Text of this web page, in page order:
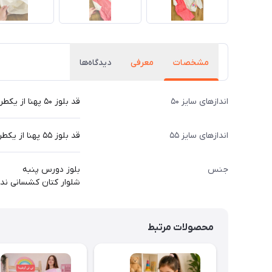
مشخصات معرفی دیدگاه‌ها
اندازهای سایز ۵۰ قد بلوز ۵۰ پهنا از یکطرف ۳۶ قد آستین از دوخت سرشانه ۴۲ قد شلوار ۷۰ عرض ران از یکطرف ۲۲ سانت
اندازهای سایز ۵۵ قد بلوز ۵۵ پهنا از یکطرف ۳۹ قد آستین از دوخت سرشانه ۴۶ قد شلوار ۸۰ عرض ران از یکطرف ۲۵ سانت
جنس
بلوز دورس پنبه
شلوار کتان کشسانی
محصولات مرتبط